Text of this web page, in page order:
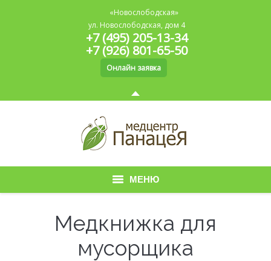
«Новослободская»
ул. Новослободская, дом 4
+7 (495) 205-13-34
+7 (926) 801-65-50
Онлайн заявка
МЕНЮ
Медкнижка для
мусорщика